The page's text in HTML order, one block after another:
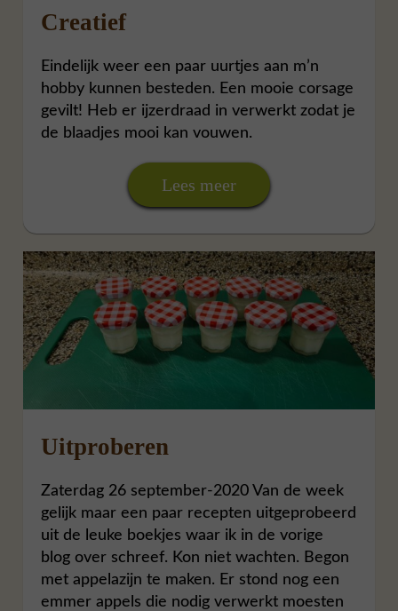
Creatief
Eindelijk weer een paar uurtjes aan m’n
hobby kunnen besteden. Een mooie corsage
gevilt! Heb er ijzerdraad in verwerkt zodat je
de blaadjes mooi kan vouwen.
Lees meer
Uitproberen
Zaterdag 26 september-2020 Van de week
gelijk maar een paar recepten uitgeprobeerd
uit de leuke boekjes waar ik in de vorige
blog over schreef. Kon niet wachten. Begon
met appelazijn te maken. Er stond nog een
emmer appels die nodig verwerkt moesten